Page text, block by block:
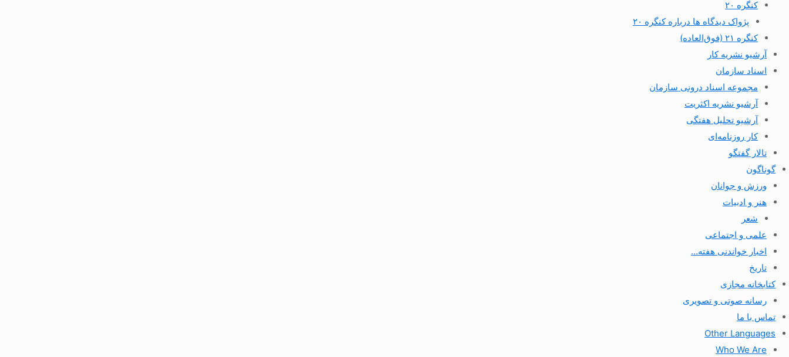
کنگره ۲۰
پژواک دیدگاه ها درباره کنگره ۲۰
کنگره ۲۱ (فوق‌العاده)
آرشیو نشریه کار
اسناد سازمان
مجموعه اسناد درونی سازمان
آرشیو نشریه اکثریت
آرشیو تحلیل هفتگی
کار روزنامه‌ای
تالار گفتگو
گوناگون
ورزش و جوانان
هنر و ادبیات
شعر
علمی و اجتماعی
اخبار خواندنی هفته…
تاریخ
کتابخانه مجازی
رسانه صوتی و تصویری
تماس با ما
Other Languages
Who We Are